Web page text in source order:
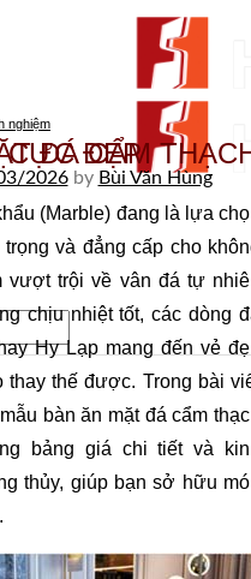
nghiệm
NHẬP KHẨU CỰC ĐẸP
2026by Bùi Văn Hùng
(Marble) đang là lựa
và đẳng cấp cho
vượt trội về vân đá tự
chịu nhiệt tốt, các dòng
Hy Lạp mang đến vẻ
thế được. Trong bài
bàn ăn mặt đá cẩm
bảng giá chi tiết và
thủy, giúp bạn sở hữu